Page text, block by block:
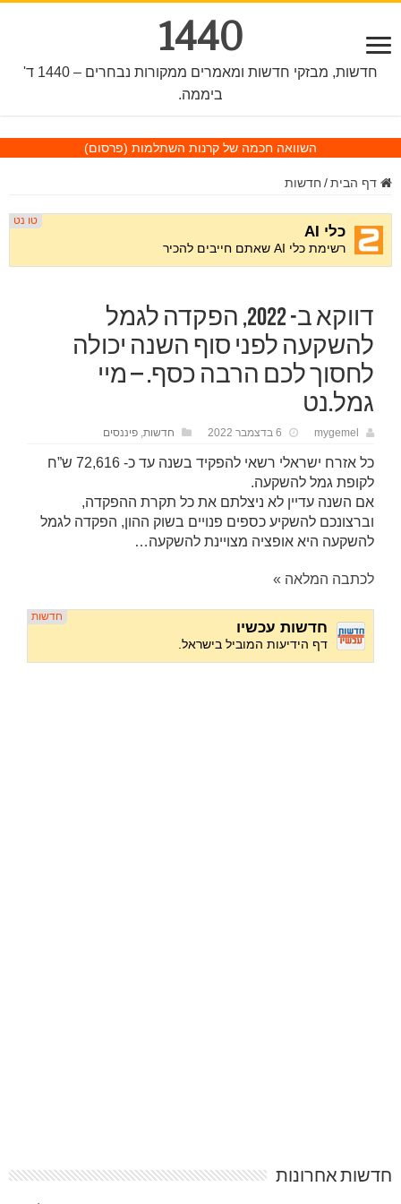
1440
חדשות, מבזקי חדשות ומאמרים ממקורות נבחרים – 1440 ד'
ביממה.
השוואה חכמה של קרנות השתלמות (פרסום)
דף הבית / חדשות
דווקא ב- 2022, הפקדה לגמל
להשקעה לפני סוף השנה יכולה
לחסוך לכם הרבה כסף. – מיי
גמל.נט
mygemel 6 בדצמבר 2022 חדשות,פיננסים
כל אזרח ישראלי רשאי להפקיד בשנה עד כ- 72,616 ש”ח
לקופת גמל להשקעה.
אם השנה עדיין לא ניצלתם את כל תקרת ההפקדה,
וברצונכם להשקיע כספים פנויים בשוק ההון, הפקדה לגמל
להשקעה היא אופציה מצויינת להשקעה…
לכתבה המלאה »
חדשות אחרונות